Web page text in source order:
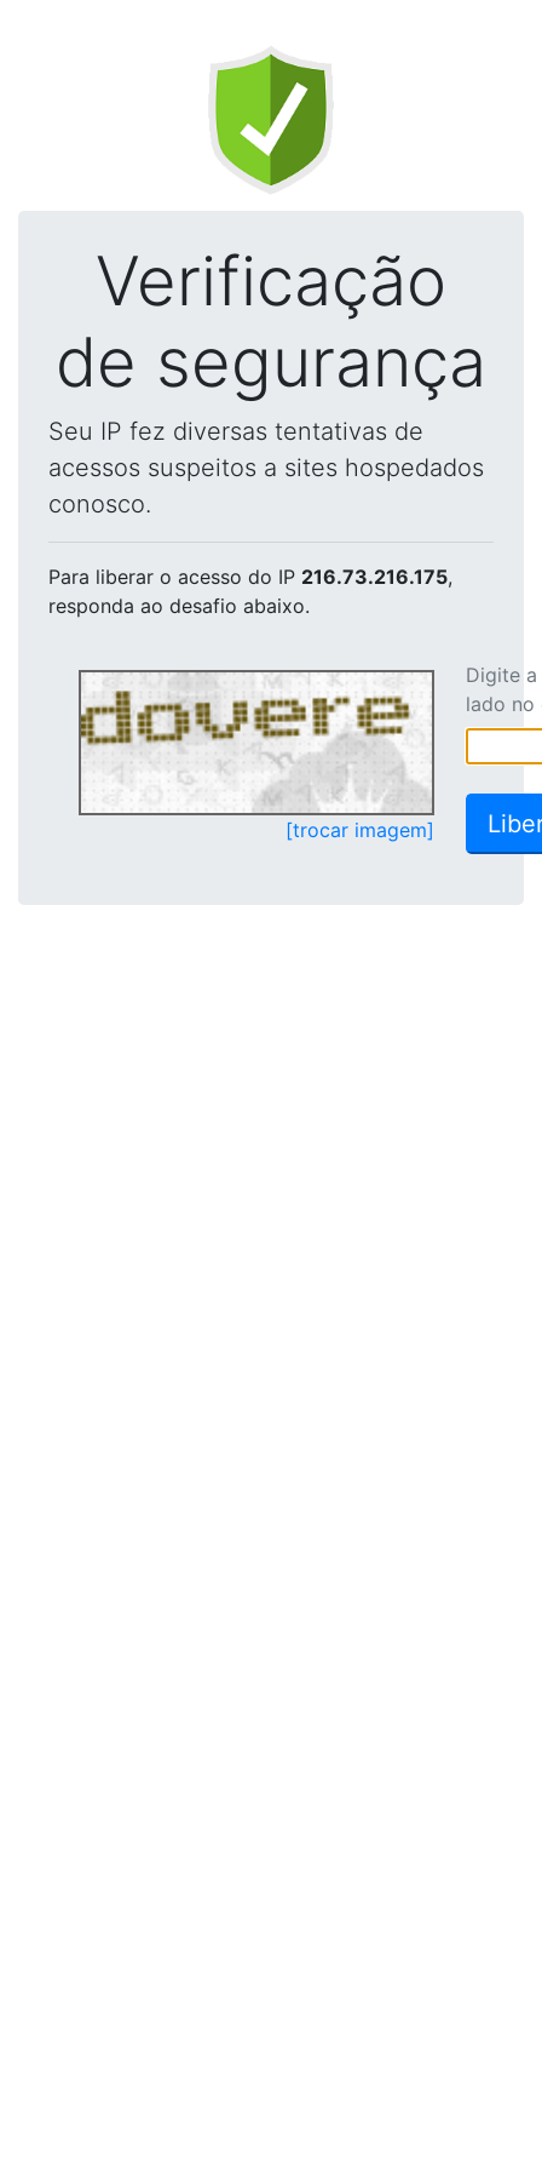
Verificação
de segurança
Seu IP fez diversas tentativas de
acessos suspeitos a sites hospedados
conosco.
Para liberar o acesso do IP 216.73.216.175,
responda ao desafio abaixo.
[trocar imagem]
Digite
lado no